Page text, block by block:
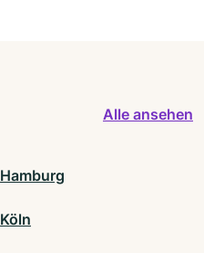
Alle ansehen
Hamburg
Köln